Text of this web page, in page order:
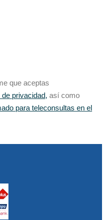
que aceptas
privacidad, así como
para teleconsultas en el